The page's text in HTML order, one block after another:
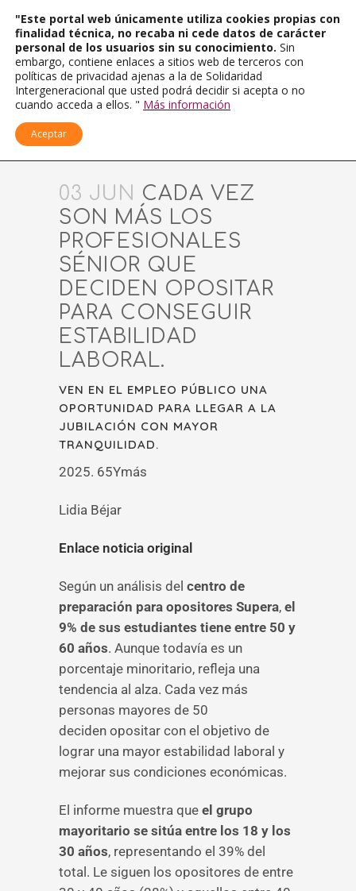
03 JUN CADA VEZ
SON MÁS LOS
PROFESIONALES
SÉNIOR QUE
DECIDEN OPOSITAR
PARA CONSEGUIR
ESTABILIDAD
LABORAL.
VEN EN EL EMPLEO PÚBLICO UNA
OPORTUNIDAD PARA LLEGAR A LA
JUBILACIÓN CON MAYOR
TRANQUILIDAD.
2025. 65Ymás
Lidia Béjar
Enlace noticia original
Según un análisis del centro de
preparación para opositores Supera, el
9% de sus estudiantes tiene entre 50 y
60 años. Aunque todavía es un
porcentaje minoritario, refleja una
tendencia al alza. Cada vez más
personas mayores de 50
deciden opositar con el objetivo de
lograr una mayor estabilidad laboral y
mejorar sus condiciones económicas.
El informe muestra que el grupo
mayoritario se sitúa entre los 18 y los
30 años, representando el 39% del
total. Le siguen los opositores de entre
"Este portal web únicamente utiliza cookies propias con
finalidad técnica, no recaba ni cede datos de carácter
personal de los usuarios sin su conocimiento. Sin
embargo, contiene enlaces a sitios web de terceros con
políticas de privacidad ajenas a la de Solidaridad
Intergeneracional que usted podrá decidir si acepta o no
cuando acceda a ellos. " Más información
Aceptar